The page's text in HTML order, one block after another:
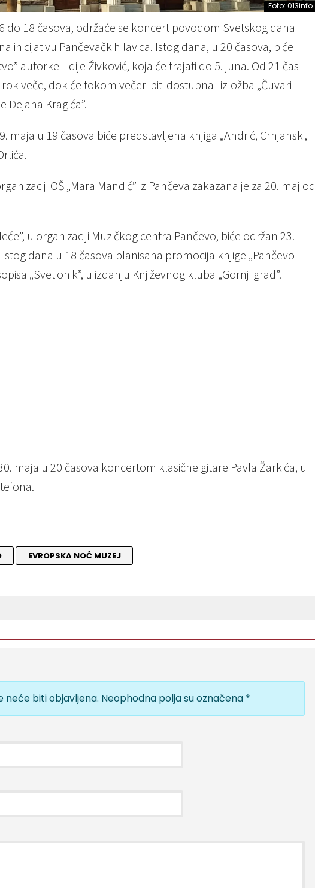
Foto: 013info
do 18 časova, održaće se koncert povodom Svetskog dana
inicijativu Pančevačkih lavica. Istog dana, u 20 časova, biće
autorke Lidije Živković, koja će trajati do 5. juna. Od 21 čas
veče, dok će tokom večeri biti dostupna i izložba „Čuvari
Dejana Kragića”.
maja u 19 časova biće predstavljena knjiga „Andrić, Crnjanski,
OŠ „Mara Mandić” iz Pančeva zakazana je za 20. maj od
u organizaciji Muzičkog centra Pančevo, biće održan 23.
dana u 18 časova planisana promocija knjige „Pančevo
„Svetionik”, u izdanju Književnog kluba „Gornji grad”.
maja u 20 časova koncertom klasične gitare Pavla Žarkića, u
EVROPSKA NOĆ MUZEJ
neće biti objavljena. Neophodna polja su označena *